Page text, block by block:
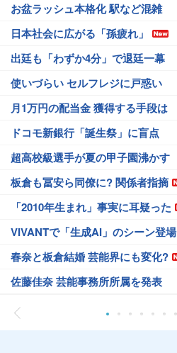
お盆ラッシュ本格化 駅など混雑
日本社会に広がる「孫疲れ」
出廷も「わずか4分」で退廷一幕
使いづらい セルフレジに戸惑い
月1万円の配当金 獲得する手段は
ドコモ新銀行「誕生祭」に盲点
超高校級選手が夏の甲子園沸かす
板倉も冨安ら同僚に? 関係者指摘
「2010年生まれ」事実に耳疑った
VIVANTで「生成AI」のシーン登場
春奈と板倉結婚 芸能界にも変化?
佐藤佳奈 芸能事務所所属を発表